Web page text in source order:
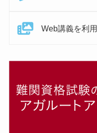
Web講義を利